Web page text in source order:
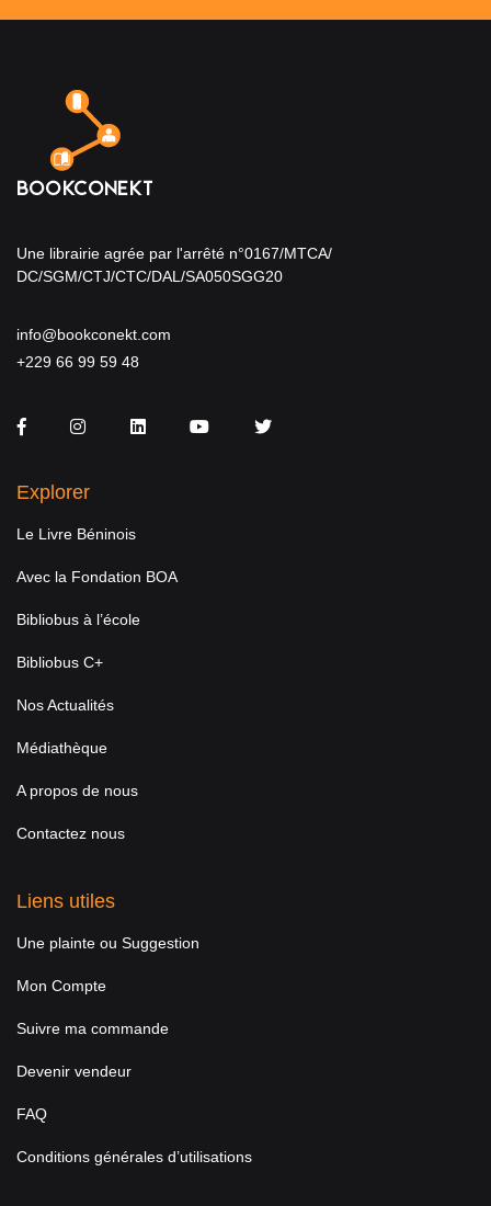
Une librairie agrée par l'arrêté n°0167/MTCA/
DC/SGM/CTJ/CTC/DAL/SA050SGG20
info@bookconekt.com
+229 66 99 59 48
FacebookInstagramLinkedInYou TubeTwitter
Explorer
Le Livre Béninois
Avec la Fondation BOA
Bibliobus à l’école
Bibliobus C+
Nos Actualités
Médiathèque
A propos de nous
Contactez nous
Liens utiles
Une plainte ou Suggestion
Mon Compte
Suivre ma commande
Devenir vendeur
FAQ
Conditions générales d’utilisations